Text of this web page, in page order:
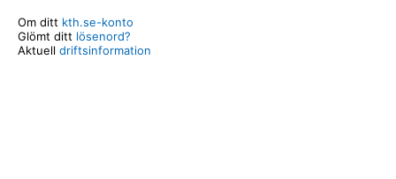
Om ditt kth.se-konto
Glömt ditt lösenord?
Aktuell driftsinformation